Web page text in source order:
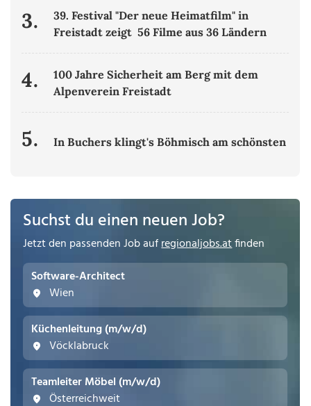
3.
39. Festival "Der neue Heimatfilm" in
Freistadt zeigt 56 Filme aus 36 Ländern
4.
100 Jahre Sicherheit am Berg mit dem
Alpenverein Freistadt
5. In Buchers klingt's Böhmisch am schönsten
Suchst du einen neuen Job?
Jetzt den passenden Job aufregionaljobs.atfinden
Software-Architect
Wien
Küchenleitung (m/w/d)
Vöcklabruck
Teamleiter Möbel (m/w/d)
Österreichweit